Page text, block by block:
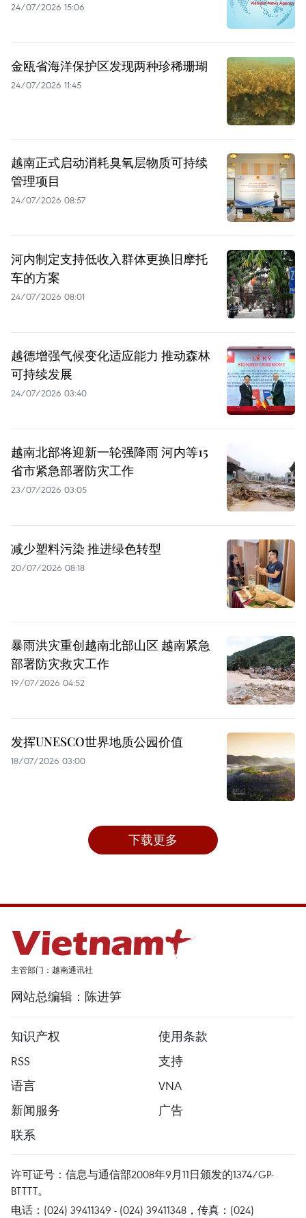
24/07/2026 15:06
金瓯省海洋保护区发现两种珍稀珊瑚
24/07/2026 11:45
越南正式启动消耗臭氧层物质可持续
管理项目
24/07/2026 08:57
河内制定支持低收入群体更换旧摩托
车的方案
24/07/2026 08:01
越德增强气候变化适应能力 推动森林
可持续发展
24/07/2026 03:40
越南北部将迎新一轮强降雨 河内等15
省市紧急部署防灾工作
23/07/2026 03:05
减少塑料污染 推进绿色转型
20/07/2026 08:18
暴雨洪灾重创越南北部山区 越南紧急
部署防灾救灾工作
19/07/2026 04:52
发挥UNESCO世界地质公园价值
18/07/2026 03:00
下载更多
主管部门：越南通讯社
网站总编辑：陈进笋
知识产权
使用条款
RSS
支持
语言
VNA
新闻服务
广告
联系
许可证号：信息与通信部2008年9月11日颁发的1374/GP-
BTTTT。
电话：(024) 39411349 - (024) 39411348，传真：(024)